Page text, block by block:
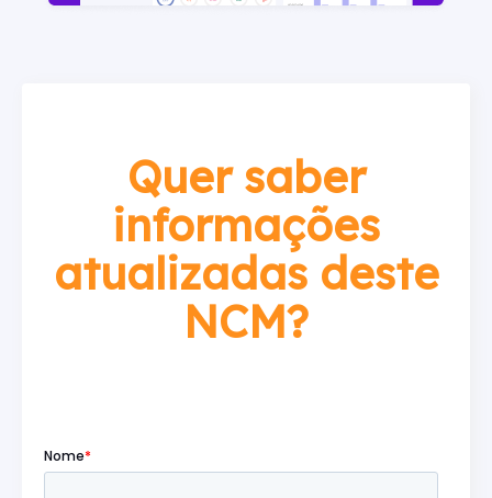
Quer saber
informações
atualizadas deste
NCM?